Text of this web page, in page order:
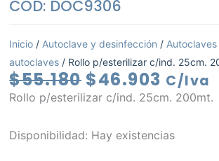
COD: DOC9306
Inicio / Autoclave y desinfección / Autoclaves
autoclaves / Rollo p/esterilizar c/ind. 25cm.
$55.180 El
precio
era:
$55.180.
$46.903 El
precio
es:
C/Iva
Rollo p/esterilizar c/ind. 25cm. 200mt.
Disponibilidad: Hay existencias
Rollo